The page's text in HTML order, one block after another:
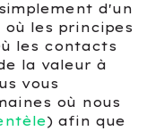
d'un
les principes
les contacts
la valeur à
vous
où nous
) afin que